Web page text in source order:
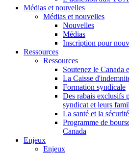
Médias et nouvelles
Médias et nouvelles
Nouvelles
Médias
Inscription pour
Ressources
Ressources
Soutenez le Canada
La Caisse
Formation syndicale
Des rabais exclusifs
syndicat et leurs
La santé et la sécurité
Programme de
Canada
Enjeux
Enjeux